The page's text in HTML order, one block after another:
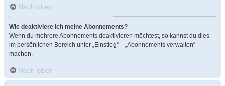
Nach oben
Wie deaktiviere ich meine Abonnements?
Wenn du mehrere Abonnements deaktivieren möchtest, so kannst du dies
im persönlichen Bereich unter „Einstieg“ – „Abonnements verwalten“
machen.
Nach oben